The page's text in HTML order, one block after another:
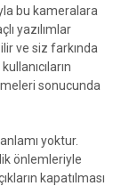
bu kameralara
yazılımlar
ve siz farkında
sonucunda
yoktur.
önlemleriyle
kapatılması